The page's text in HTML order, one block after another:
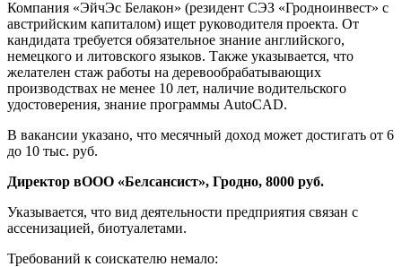
Компания «ЭйчЭс Белакон» (резидент СЭЗ «Гродноинвест» с
австрийским капиталом) ищет руководителя проекта. От
кандидата требуется обязательное знание английского,
немецкого и литовского языков. Также указывается, что
желателен стаж работы на деревообрабатывающих
производствах не менее 10 лет, наличие водительского
удостоверения, знание программы АutoCAD.
В вакансии указано, что месячный доход может достигать от 6
до 10 тыс. руб.
Директор вООО «Белсансист», Гродно, 8000 руб.
Указывается, что вид деятельности предприятия связан с
ассенизацией, биотуалетами.
Требований к соискателю немало: